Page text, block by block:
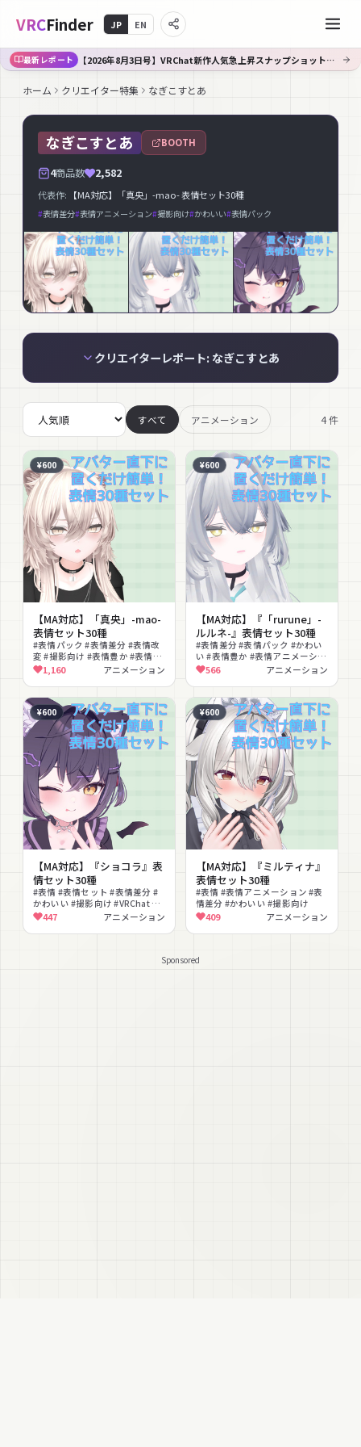
VRCFinder JP EN
最新レポート 【2026年8月3日号】VRChat新作人気急上昇スナップショット｜Booth週間TOP30
ホーム クリエイター特集 なぎこすとあ
なぎこすとあ BOOTH
4商品数 2,582
代表作: 【MA対応】「真央」-mao- 表情セット30種
#表情差分#表情アニメーション#撮影向け#かわいい#表情パック
クリエイターレポート: なぎこすとあ
すべて アニメーション 4件
¥600
【MA対応】「真央」-mao-
表情セット30種
#表情パック #表情差分 #表情改
変 #撮影向け #表情豊か #表情ア
ニメーション
1,160 アニメーション
¥600
【MA対応】『「rurune」-
ルルネ-』表情セット30種
#表情差分 #表情パック #かわい
い #表情豊か #表情アニメーショ
ン566 アニメーション
¥600
【MA対応】『ショコラ』表
情セット30種
#表情 #表情セット #表情差分 #
かわいい #撮影向け #VRChat #
表情アニメーション
447 アニメーション
¥600
【MA対応】『ミルティナ』
表情セット30種
#表情 #表情アニメーション #表
情差分 #かわいい #撮影向け
409 アニメーション
Sponsored